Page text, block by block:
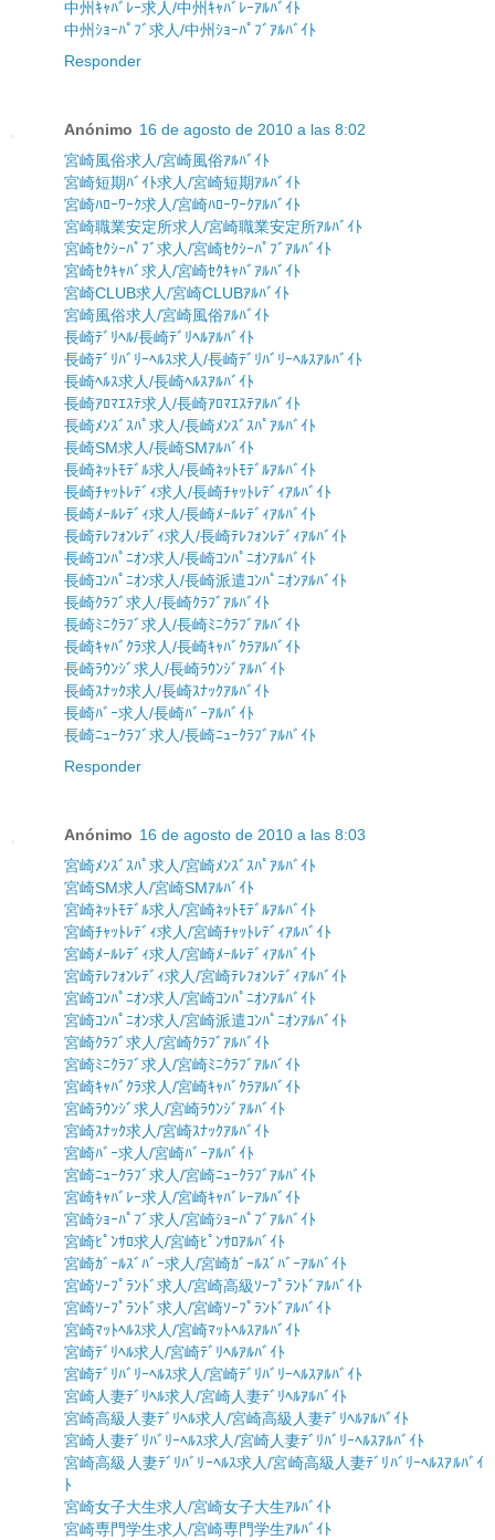
中州ｷｬﾊﾞﾚｰ求人/中州ｷｬﾊﾞﾚｰｱﾙﾊﾞｲﾄ
中州ｼｮｰﾊﾟﾌﾞ求人/中州ｼｮｰﾊﾟﾌﾞｱﾙﾊﾞｲﾄ
Responder
Anónimo 16 de agosto de 2010 a las 8:02
宮崎風俗求人/宮崎風俗ｱﾙﾊﾞｲﾄ
宮崎短期ﾊﾞｲﾄ求人/宮崎短期ｱﾙﾊﾞｲﾄ
宮崎ﾊﾛｰﾜｰｸ求人/宮崎ﾊﾛｰﾜｰｸｱﾙﾊﾞｲﾄ
宮崎職業安定所求人/宮崎職業安定所ｱﾙﾊﾞｲﾄ
宮崎ｾｸｼｰﾊﾟﾌﾞ求人/宮崎ｾｸｼｰﾊﾟﾌﾞｱﾙﾊﾞｲﾄ
宮崎ｾｸｷｬﾊﾞ求人/宮崎ｾｸｷｬﾊﾞｱﾙﾊﾞｲﾄ
宮崎CLUB求人/宮崎CLUBｱﾙﾊﾞｲﾄ
宮崎風俗求人/宮崎風俗ｱﾙﾊﾞｲﾄ
長崎ﾃﾞﾘﾍﾙ/長崎ﾃﾞﾘﾍﾙｱﾙﾊﾞｲﾄ
長崎ﾃﾞﾘﾊﾞﾘｰﾍﾙｽ求人/長崎ﾃﾞﾘﾊﾞﾘｰﾍﾙｽｱﾙﾊﾞｲﾄ
長崎ﾍﾙｽ求人/長崎ﾍﾙｽｱﾙﾊﾞｲﾄ
長崎ｱﾛﾏｴｽﾃ求人/長崎ｱﾛﾏｴｽﾃｱﾙﾊﾞｲﾄ
長崎ﾒﾝｽﾞｽﾊﾟ求人/長崎ﾒﾝｽﾞｽﾊﾟｱﾙﾊﾞｲﾄ
長崎SM求人/長崎SMｱﾙﾊﾞｲﾄ
長崎ﾈｯﾄﾓﾃﾞﾙ求人/長崎ﾈｯﾄﾓﾃﾞﾙｱﾙﾊﾞｲﾄ
長崎ﾁｬｯﾄﾚﾃﾞｨ求人/長崎ﾁｬｯﾄﾚﾃﾞｨｱﾙﾊﾞｲﾄ
長崎ﾒｰﾙﾚﾃﾞｨ求人/長崎ﾒｰﾙﾚﾃﾞｨｱﾙﾊﾞｲﾄ
長崎ﾃﾚﾌｫﾝﾚﾃﾞｨ求人/長崎ﾃﾚﾌｫﾝﾚﾃﾞｨｱﾙﾊﾞｲﾄ
長崎ｺﾝﾊﾟﾆｵﾝ求人/長崎ｺﾝﾊﾟﾆｵﾝｱﾙﾊﾞｲﾄ
長崎ｺﾝﾊﾟﾆｵﾝ求人/長崎派遣ｺﾝﾊﾟﾆｵﾝｱﾙﾊﾞｲﾄ
長崎ｸﾗﾌﾞ求人/長崎ｸﾗﾌﾞｱﾙﾊﾞｲﾄ
長崎ﾐﾆｸﾗﾌﾞ求人/長崎ﾐﾆｸﾗﾌﾞｱﾙﾊﾞｲﾄ
長崎ｷｬﾊﾞｸﾗ求人/長崎ｷｬﾊﾞｸﾗｱﾙﾊﾞｲﾄ
長崎ﾗｳﾝｼﾞ求人/長崎ﾗｳﾝｼﾞｱﾙﾊﾞｲﾄ
長崎ｽﾅｯｸ求人/長崎ｽﾅｯｸｱﾙﾊﾞｲﾄ
長崎ﾊﾞｰ求人/長崎ﾊﾞｰｱﾙﾊﾞｲﾄ
長崎ﾆｭｰｸﾗﾌﾞ求人/長崎ﾆｭｰｸﾗﾌﾞｱﾙﾊﾞｲﾄ
Responder
Anónimo 16 de agosto de 2010 a las 8:03
宮崎ﾒﾝｽﾞｽﾊﾟ求人/宮崎ﾒﾝｽﾞｽﾊﾟｱﾙﾊﾞｲﾄ
宮崎SM求人/宮崎SMｱﾙﾊﾞｲﾄ
宮崎ﾈｯﾄﾓﾃﾞﾙ求人/宮崎ﾈｯﾄﾓﾃﾞﾙｱﾙﾊﾞｲﾄ
宮崎ﾁｬｯﾄﾚﾃﾞｨ求人/宮崎ﾁｬｯﾄﾚﾃﾞｨｱﾙﾊﾞｲﾄ
宮崎ﾒｰﾙﾚﾃﾞｨ求人/宮崎ﾒｰﾙﾚﾃﾞｨｱﾙﾊﾞｲﾄ
宮崎ﾃﾚﾌｫﾝﾚﾃﾞｨ求人/宮崎ﾃﾚﾌｫﾝﾚﾃﾞｨｱﾙﾊﾞｲﾄ
宮崎ｺﾝﾊﾟﾆｵﾝ求人/宮崎ｺﾝﾊﾟﾆｵﾝｱﾙﾊﾞｲﾄ
宮崎ｺﾝﾊﾟﾆｵﾝ求人/宮崎派遣ｺﾝﾊﾟﾆｵﾝｱﾙﾊﾞｲﾄ
宮崎ｸﾗﾌﾞ求人/宮崎ｸﾗﾌﾞｱﾙﾊﾞｲﾄ
宮崎ﾐﾆｸﾗﾌﾞ求人/宮崎ﾐﾆｸﾗﾌﾞｱﾙﾊﾞｲﾄ
宮崎ｷｬﾊﾞｸﾗ求人/宮崎ｷｬﾊﾞｸﾗｱﾙﾊﾞｲﾄ
宮崎ﾗｳﾝｼﾞ求人/宮崎ﾗｳﾝｼﾞｱﾙﾊﾞｲﾄ
宮崎ｽﾅｯｸ求人/宮崎ｽﾅｯｸｱﾙﾊﾞｲﾄ
宮崎ﾊﾞｰ求人/宮崎ﾊﾞｰｱﾙﾊﾞｲﾄ
宮崎ﾆｭｰｸﾗﾌﾞ求人/宮崎ﾆｭｰｸﾗﾌﾞｱﾙﾊﾞｲﾄ
宮崎ｷｬﾊﾞﾚｰ求人/宮崎ｷｬﾊﾞﾚｰｱﾙﾊﾞｲﾄ
宮崎ｼｮｰﾊﾟﾌﾞ求人/宮崎ｼｮｰﾊﾟﾌﾞｱﾙﾊﾞｲﾄ
宮崎ﾋﾟﾝｻﾛ求人/宮崎ﾋﾟﾝｻﾛｱﾙﾊﾞｲﾄ
宮崎ｶﾞｰﾙｽﾞﾊﾞｰ求人/宮崎ｶﾞｰﾙｽﾞﾊﾞｰｱﾙﾊﾞｲﾄ
宮崎ｿｰﾌﾟﾗﾝﾄﾞ求人/宮崎高級ｿｰﾌﾟﾗﾝﾄﾞｱﾙﾊﾞｲﾄ
宮崎ｿｰﾌﾟﾗﾝﾄﾞ求人/宮崎ｿｰﾌﾟﾗﾝﾄﾞｱﾙﾊﾞｲﾄ
宮崎ﾏｯﾄﾍﾙｽ求人/宮崎ﾏｯﾄﾍﾙｽｱﾙﾊﾞｲﾄ
宮崎ﾃﾞﾘﾍﾙ求人/宮崎ﾃﾞﾘﾍﾙｱﾙﾊﾞｲﾄ
宮崎ﾃﾞﾘﾊﾞﾘｰﾍﾙｽ求人/宮崎ﾃﾞﾘﾊﾞﾘｰﾍﾙｽｱﾙﾊﾞｲﾄ
宮崎人妻ﾃﾞﾘﾍﾙ求人/宮崎人妻ﾃﾞﾘﾍﾙｱﾙﾊﾞｲﾄ
宮崎高級人妻ﾃﾞﾘﾍﾙ求人/宮崎高級人妻ﾃﾞﾘﾍﾙｱﾙﾊﾞｲﾄ
宮崎人妻ﾃﾞﾘﾊﾞﾘｰﾍﾙｽ求人/宮崎人妻ﾃﾞﾘﾊﾞﾘｰﾍﾙｽｱﾙﾊﾞｲﾄ
宮崎高級人妻ﾃﾞﾘﾊﾞﾘｰﾍﾙｽ求人/宮崎高級人妻ﾃﾞﾘﾊﾞﾘｰﾍﾙｽｱﾙﾊﾞｲ
ﾄ
宮崎女子大生求人/宮崎女子大生ｱﾙﾊﾞｲﾄ
宮崎専門学生求人/宮崎専門学生ｱﾙﾊﾞｲﾄ